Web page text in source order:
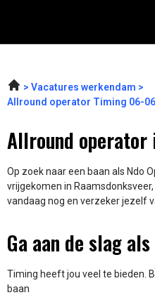
Vacatures werkendam
Allround operator Timing 06-
Allround operator
Op zoek naar een baan als Ndo
vrijgekomen in
vandaag nog en verzeker jezelf
Ga aan de slag
Timing heeft jou veel te bieden.
baan